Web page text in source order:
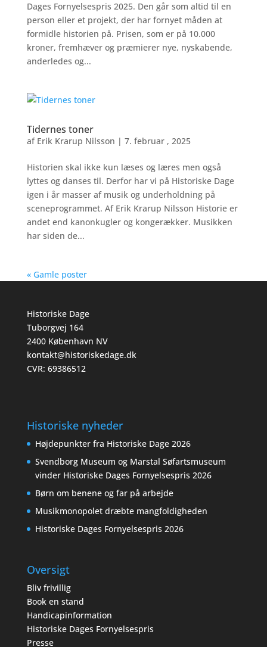
Dages Fornyelsespris 2025. Den går som altid til en
person eller et projekt, der har fornyet måden at
formidle historien på. Prisen, som er på 10.000
kroner, fremhæver og præmierer nye, nyskabende,
anderledes og...
Tidernes toner
af Erik Krarup Nilsson | 7. februar , 2025
Historien skal ikke kun læses og læres men også
lyttes og danses til. Derfor har vi på Historiske Dage
igen i år masser af musik og underholdning på
sceneprogrammet. Af Erik Krarup Nilsson Historie er
andet end kanonkugler og kongerækker. Musikken
har siden de...
« Gamle poster
Historiske Dage
Tuborgvej 164
2400 København NV
kontakt@historiskedage.dk
CVR: 69386512
Historiske nyheder
Højdepunkter fra Historiske Dage 2026
Svendborg Museum og Marstal Søfartsmuseum
vinder Historiske Dages Fornyelsespris 2026
Børn om benene og far på arbejde
Musikmonopolet dræbte mangfoldigheden
Historiske Dages Fornyelsespris 2026
Oversigt
Bliv frivillig
Book en stand
Handicapinformation
Historiske Dages Fornyelsespris
Presse